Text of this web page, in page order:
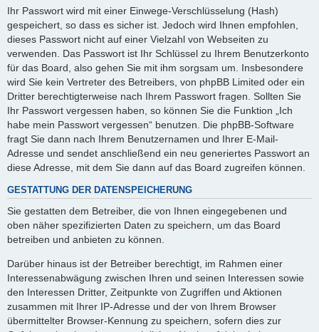
Ihr Passwort wird mit einer Einwege-Verschlüsselung (Hash)
gespeichert, so dass es sicher ist. Jedoch wird Ihnen empfohlen,
dieses Passwort nicht auf einer Vielzahl von Webseiten zu
verwenden. Das Passwort ist Ihr Schlüssel zu Ihrem Benutzerkonto
für das Board, also gehen Sie mit ihm sorgsam um. Insbesondere
wird Sie kein Vertreter des Betreibers, von phpBB Limited oder ein
Dritter berechtigterweise nach Ihrem Passwort fragen. Sollten Sie
Ihr Passwort vergessen haben, so können Sie die Funktion „Ich
habe mein Passwort vergessen“ benutzen. Die phpBB-Software
fragt Sie dann nach Ihrem Benutzernamen und Ihrer E-Mail-
Adresse und sendet anschließend ein neu generiertes Passwort an
diese Adresse, mit dem Sie dann auf das Board zugreifen können.
GESTATTUNG DER DATENSPEICHERUNG
Sie gestatten dem Betreiber, die von Ihnen eingegebenen und
oben näher spezifizierten Daten zu speichern, um das Board
betreiben und anbieten zu können.
Darüber hinaus ist der Betreiber berechtigt, im Rahmen einer
Interessenabwägung zwischen Ihren und seinen Interessen sowie
den Interessen Dritter, Zeitpunkte von Zugriffen und Aktionen
zusammen mit Ihrer IP-Adresse und der von Ihrem Browser
übermittelter Browser-Kennung zu speichern, sofern dies zur